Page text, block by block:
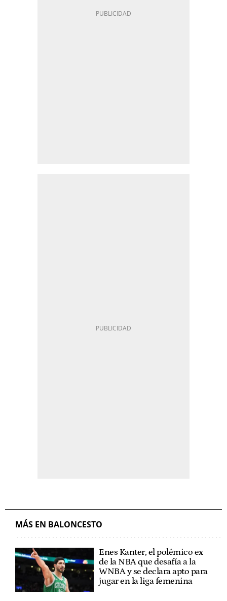
MÁS EN BALONCESTO
Enes Kanter, el polémico ex
de la NBA que desafía a la
WNBA y se declara apto para
jugar en la liga femenina